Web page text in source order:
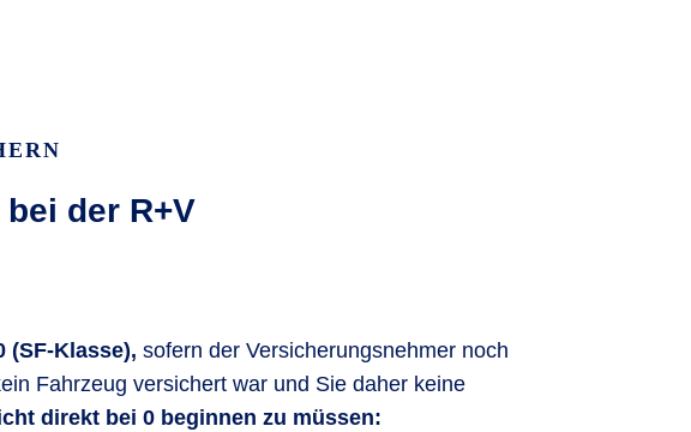
der R+V
(SF-Klasse), sofern der Versicherungsnehmer noch
Fahrzeug versichert war und Sie daher keine
direkt bei 0 beginnen zu müssen: